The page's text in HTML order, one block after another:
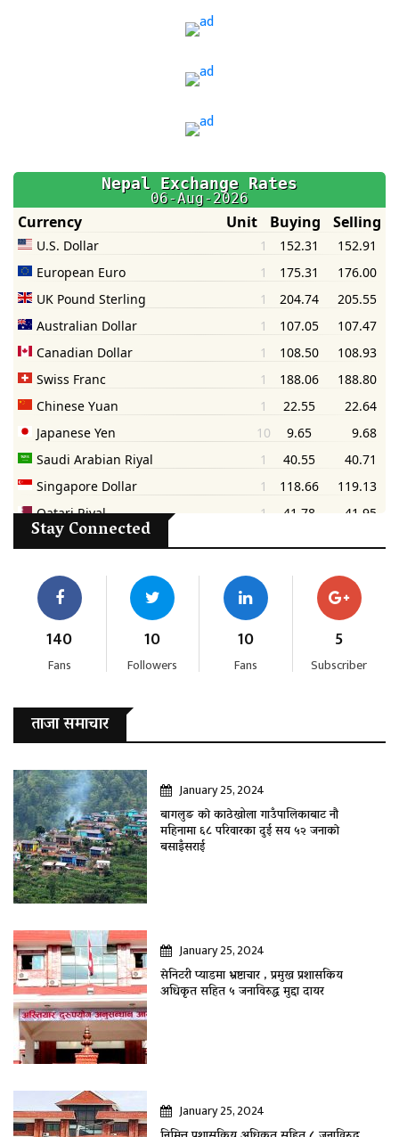
Stay Connected
140
Fans
10
Followers
10
Fans
5
Subscriber
ताजा समाचार
January 25, 2024
बागलुङ काे काठेखोला गाउँपालिकाबाट नौ
महिनामा ६८ परिवारका दुई सय ५२ जनाकाे
बसाइँसराई
January 25, 2024
सेनिटरी प्याडमा भ्रष्टाचार , प्रमुख प्रशासकिय
अधिकृत सहित ५ जनाविरुद्ध मुद्दा दायर
January 25, 2024